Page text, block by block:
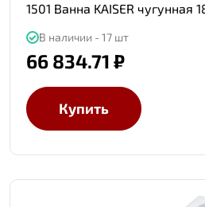
1501 Ванна KAISER чугунная
В наличии - 17 шт
66 834.71 ₽
Купить